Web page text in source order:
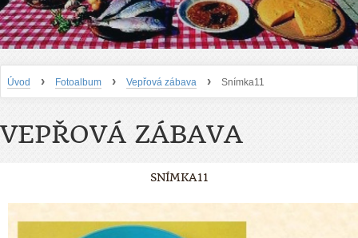
Úvod › Fotoalbum › Vepřová zábava › Snímka11
VEPŘOVÁ ZÁBAVA
SNÍMKA11